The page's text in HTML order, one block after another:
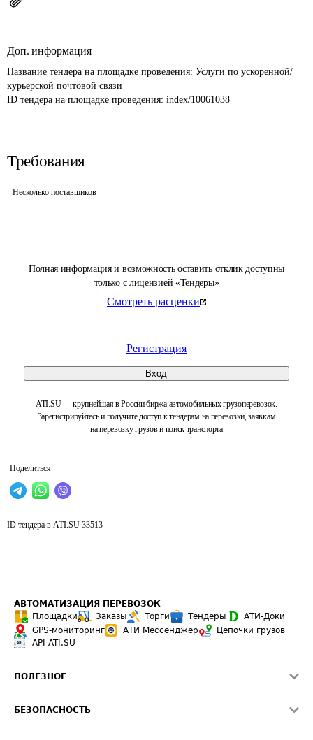
Полная информация и возможность оставить отклик доступны
только с лицензией «Тендеры»
Смотреть расценки
Регистрация
Вход
ATI.SU — крупнейшая в России биржа автомобильных грузоперевозок.
Зарегистрируйтесь и получите доступ к тендерам на перевозки, заявкам
на перевозку грузов и поиск транспорта
Поделиться
Доп. информация
Название тендера на площадке проведения: Услуги по ускоренной/
курьерской почтовой связи
ID тендера на площадке проведения: index/10061038
Требования
Несколько поставщиков
ID тендера в ATI.SU 33513
АВТОМАТИЗАЦИЯ ПЕРЕВОЗОК
Площадки
Заказы Торги Тендеры
АТИ-Доки
GPS-мониторинг
АТИ Мессенджер
Цепочки грузов
API ATI.SU
ПОЛЕЗНОЕ
Звезды ATI.SU на вашем сайте
БЕЗОПАСНОСТЬ